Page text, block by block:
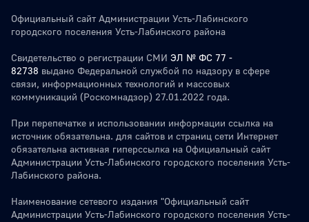
Официальный сайт Администрации Усть-Лабинского
городского поселения Усть-Лабинского района
Свидетельство о регистрации СМИ ЭЛ № ФС 77 -
82738 выдано Федеральной службой по надзору в сфере
связи, информационных технологий и массовых
коммуникаций (Роскомнадзор) 27.01.2022 года.
При перепечатке и использовании информации ссылка на
источник обязательна. для сайтов и страниц сети Интернет
обязательна активная гиперссылка на Официальный сайт
Администрации Усть-Лабинского городского поселения Усть-
Лабинского района.
Наименование сетевого издания "Официальный сайт
Администрации Усть-Лабинского городского поселения Усть-